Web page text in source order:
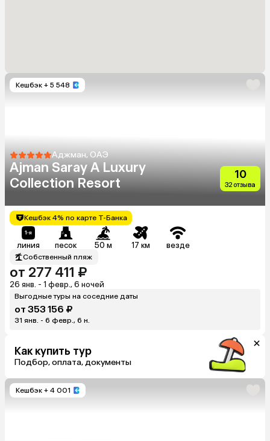
Кешбэк + 5 548
Аджман, ОАЭ
Ajman Saray A Luxury
Collection Resort
10
32 отзыва
Кешбэк 4% по карте Т-Банка
линия песок 50 м 17 км везде
Собственный пляж
от 277 411 ₽
26 янв. - 1 февр., 6 ночей
Выгодные туры на соседние даты
от 353 156 ₽
31 янв. - 6 февр., 6 н.
Как купить тур
Подбор, оплата, документы
Кешбэк + 4 001